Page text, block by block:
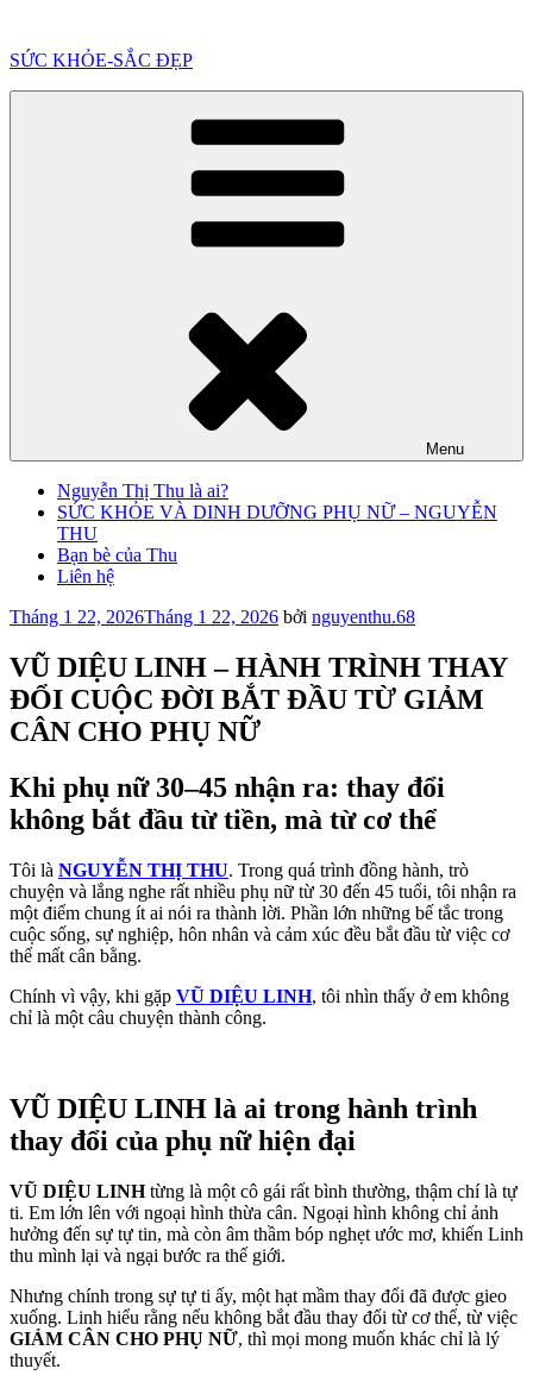
phần
SỨC KHỎE-SẮC ĐẸP
Menu
Nguyễn Thị Thu là ai?
SỨC KHỎE VÀ DINH DƯỠNG PHỤ NỮ – NGUYỄN
THU
Bạn bè của Thu
Liên hệ
Đăng
Tháng 1 22, 2026Tháng 1 22, 2026 bởi nguyenthu.68
VŨ DIỆU LINH – HÀNH TRÌNH THAY
ĐỔI CUỘC ĐỜI BẮT ĐẦU TỪ GIẢM
CÂN CHO PHỤ NỮ
Khi phụ nữ 30–45 nhận ra: thay đổi
không bắt đầu từ tiền, mà từ cơ thể
Tôi là NGUYỄN THỊ THU. Trong quá trình đồng hành, trò
chuyện và lắng nghe rất nhiều phụ nữ từ 30 đến 45 tuổi, tôi nhận ra
một điểm chung ít ai nói ra thành lời. Phần lớn những bế tắc trong
cuộc sống, sự nghiệp, hôn nhân và cảm xúc đều bắt đầu từ việc cơ
thể mất cân bằng.
Chính vì vậy, khi gặp VŨ DIỆU LINH, tôi nhìn thấy ở em không
chỉ là một câu chuyện thành công.
VŨ DIỆU LINH là ai trong hành trình
thay đổi của phụ nữ hiện đại
VŨ DIỆU LINHtừng là một cô gái rất bình thường, thậm chí là tự
ti. Em lớn lên với ngoại hình thừa cân. Ngoại hình không chỉ ảnh
hưởng đến sự tự tin, mà còn âm thầm bóp nghẹt ước mơ, khiến Linh
thu mình lại và ngại bước ra thế giới.
Nhưng chính trong sự tự ti ấy, một hạt mầm thay đổi đã được gieo
xuống. Linh hiểu rằng nếu không bắt đầu thay đổi từ cơ thể, từ việc
GIẢM CÂN CHO PHỤ NỮ, thì mọi mong muốn khác chỉ là lý
thuyết.